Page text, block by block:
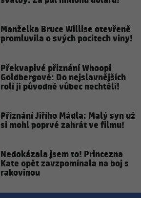
Manželka Bruce Willise otevřeně
promluvila o svých pocitech viny!
Překvapivé přiznání Whoopi
Goldbergové: Do nejslavnějších
rolí ji původně vůbec nechtěli!
Přiznání Jiřího Mádla: Malý syn už
si mohl poprvé zahrát ve filmu!
Nedokázala jsem to! Princezna
Kate opět zavzpomínala na boj s
rakovinou